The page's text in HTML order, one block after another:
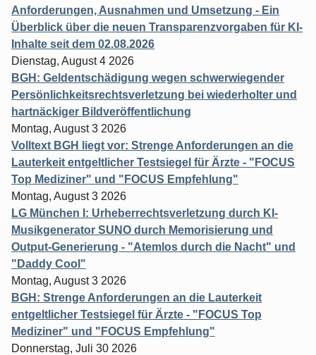
Anforderungen, Ausnahmen und Umsetzung - Ein
Überblick über die neuen Transparenzvorgaben für KI-
Inhalte seit dem 02.08.2026
Dienstag, August 4 2026
BGH: Geldentschädigung wegen schwerwiegender
Persönlichkeitsrechtsverletzung bei wiederholter und
hartnäckiger Bildveröffentlichung
Montag, August 3 2026
Volltext BGH liegt vor: Strenge Anforderungen an die
Lauterkeit entgeltlicher Testsiegel für Ärzte - "FOCUS
Top Mediziner" und "FOCUS Empfehlung"
Montag, August 3 2026
LG München I: Urheberrechtsverletzung durch KI-
Musikgenerator SUNO durch Memorisierung und
Output-Generierung - "Atemlos durch die Nacht" und
"Daddy Cool"
Montag, August 3 2026
BGH: Strenge Anforderungen an die Lauterkeit
entgeltlicher Testsiegel für Ärzte - "FOCUS Top
Mediziner" und "FOCUS Empfehlung"
Donnerstag, Juli 30 2026